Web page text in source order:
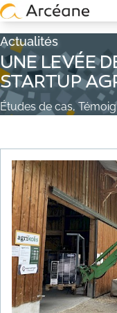
Actualités
UNE LEVÉE
STARTUP
Études de cas,